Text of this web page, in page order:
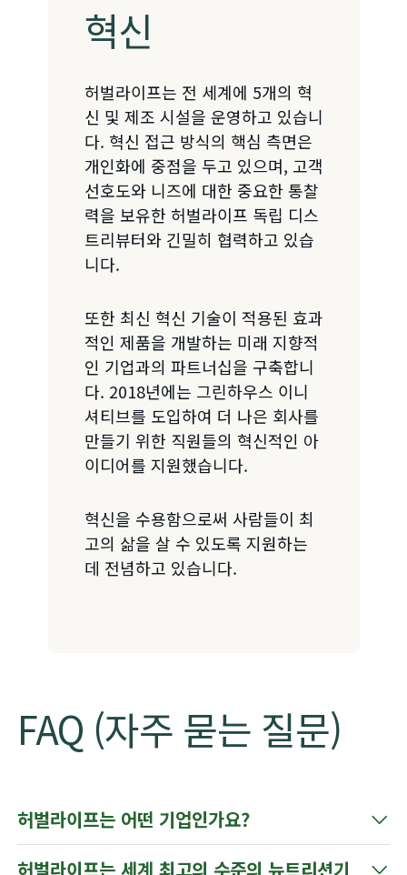
혁신
허벌라이프는 전 세계에 5개의 혁
신 및 제조 시설을 운영하고 있습니
다. 혁신 접근 방식의 핵심 측면은
개인화에 중점을 두고 있으며, 고객
선호도와 니즈에 대한 중요한 통찰
력을 보유한 허벌라이프 독립 디스
트리뷰터와 긴밀히 협력하고 있습
니다.
또한 최신 혁신 기술이 적용된 효과
적인 제품을 개발하는 미래 지향적
인 기업과의 파트너십을 구축합니
다. 2018년에는 그린하우스 이니
셔티브를 도입하여 더 나은 회사를
만들기 위한 직원들의 혁신적인 아
이디어를 지원했습니다.
혁신을 수용함으로써 사람들이 최
고의 삶을 살 수 있도록 지원하는
데 전념하고 있습니다.
FAQ (자주 묻는 질문)
허벌라이프는 어떤 기업인가요?
허벌라이프는 세계 최고의 수준의 뉴트리션기